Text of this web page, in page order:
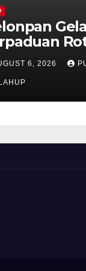
dan Es
Lembut
6, 2026